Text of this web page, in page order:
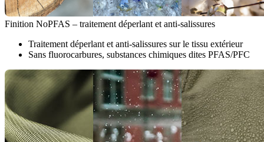
Finition NoPFAS – traitement déperlant et anti-salissures
Traitement déperlant et anti-salissures sur le tissu extérieur
Sans fluorocarbures, substances chimiques dites PFAS/PFC